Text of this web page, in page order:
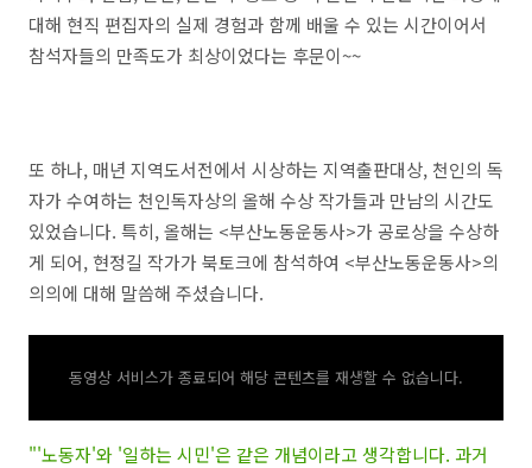
대해 현직 편집자의 실제 경험과 함께 배울 수 있는 시간이어서
참석자들의 만족도가 최상이었다는 후문이~~
또 하나, 매년 지역도서전에서 시상하는 지역출판대상, 천인의 독
자가 수여하는 천인독자상의 올해 수상 작가들과 만남의 시간도
있었습니다. 특히, 올해는 <부산노동운동사>가 공로상을 수상하
게 되어, 현정길 작가가 북토크에 참석하여 <부산노동운동사>의
의의에 대해 말씀해 주셨습니다.
동영상 서비스가 종료되어 해당 콘텐츠를 재생할 수 없습니다.
"'노동자'와 '일하는 시민'은 같은 개념이라고 생각합니다. 과거